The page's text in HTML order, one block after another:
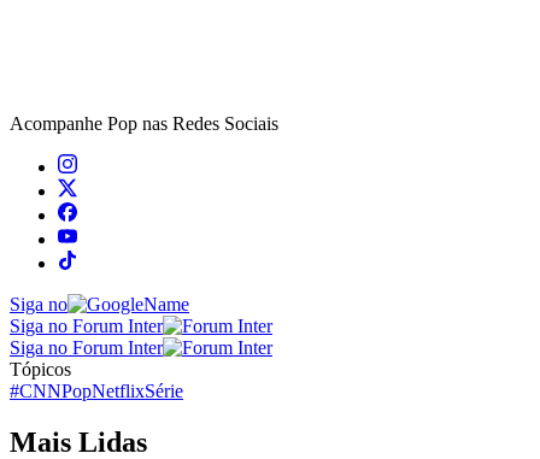
Acompanhe Pop nas Redes Sociais
Siga no
Siga no Forum Inter
Siga no Forum Inter
Tópicos
#CNNPopNetflixSérie
Mais Lidas